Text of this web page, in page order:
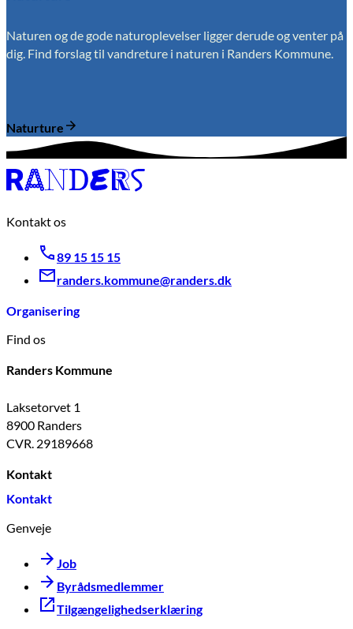
Naturen og de gode naturoplevelser ligger derude og venter på
dig. Find forslag til vandreture i naturen i Randers Kommune.
Naturture
Kontakt os
89 15 15 15
randers.kommune@randers.dk
Organisering
Find os
Randers Kommune
Laksetorvet 1
8900 Randers
CVR. 29189668
Kontakt
Kontakt
Genveje
Job
Byrådsmedlemmer
Tilgængelighedserklæring